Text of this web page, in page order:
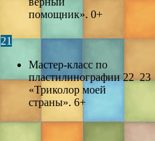
помощник». 0+
21
Мастер-класс по
пластилинографии
«Триколор моей
страны». 6+
22 23